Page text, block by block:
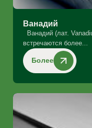
Ванадий
Ванадий (лат.
встречаются более...
Более